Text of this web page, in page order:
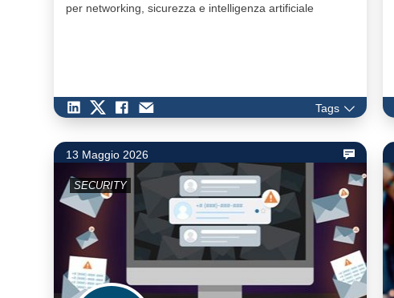
per networking, sicurezza e intelligenza artificiale
Tags
13 Maggio 2026
SECURITY